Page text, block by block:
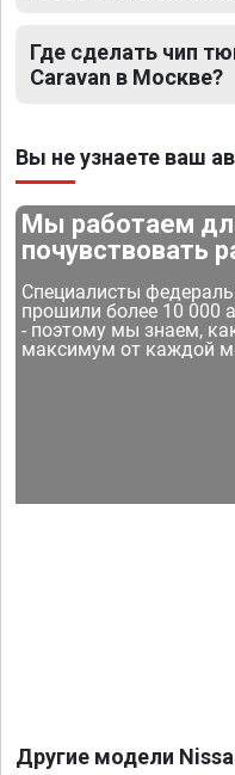
Где сделать чип
Caravan в Москве?
Вы не узнаете ваш
Мы работаем
почувствовать
Специалисты
прошили более 10 000
- поэтому мы знаем,
максимум от каждой
Другие модели